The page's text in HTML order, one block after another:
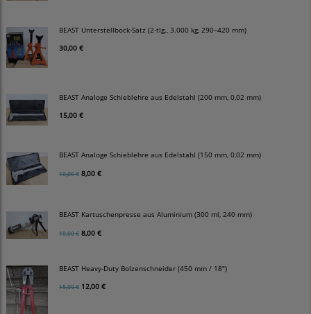
BEAST Unterstellbock-Satz (2-tlg., 3.000 kg, 290–420 mm)
30,00 €
BEAST Analoge Schieblehre aus Edelstahl (200 mm, 0,02 mm)
15,00 €
BEAST Analoge Schieblehre aus Edelstahl (150 mm, 0,02 mm)
10,00 € 8,00 €
BEAST Kartuschenpresse aus Aluminium (300 ml, 240 mm)
10,00 € 8,00 €
BEAST Heavy-Duty Bolzenschneider (450 mm / 18")
15,00 € 12,00 €